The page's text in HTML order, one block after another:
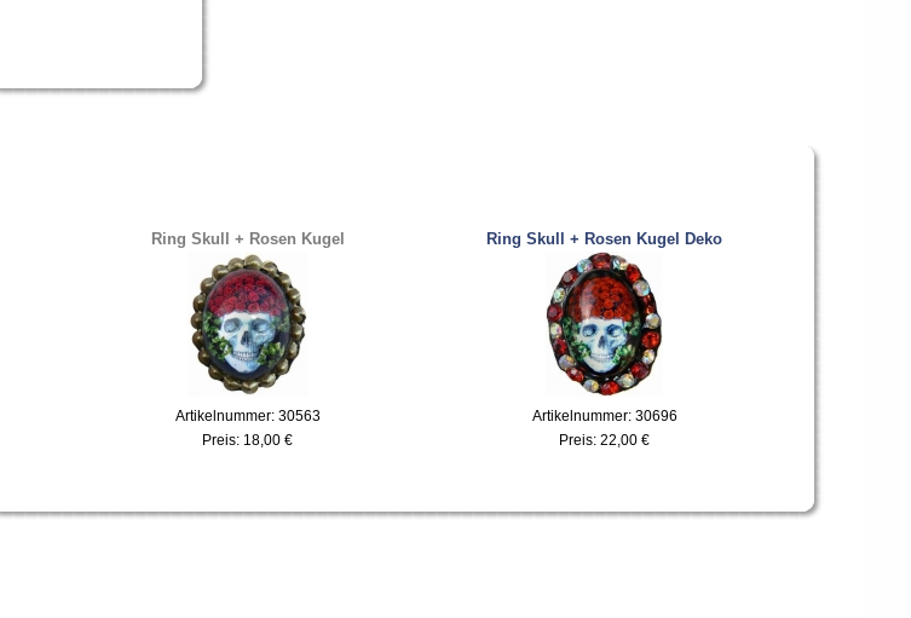
Ring Skull + Rosen Kugel
Artikelnummer: 30563
Preis: 18,00 €
Ring Skull + Rosen Kugel Deko
Artikelnummer: 30696
Preis: 22,00 €